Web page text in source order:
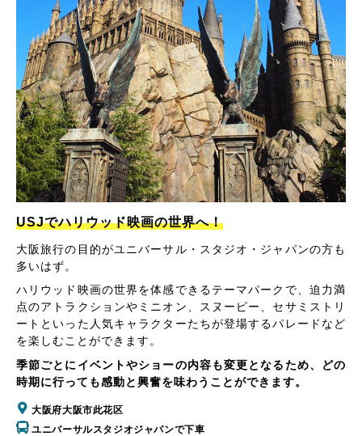
USJでハリウッド映画の世界へ！
大阪旅行の目的がユニバーサル・スタジオ・ジャパンの方も
多いはず。
ハリウッド映画の世界を体感できるテーマパークで、迫力満
点のアトラクションやミニオン、スヌーピー、セサミストリ
ートといった人気キャラクターたちが登場するパレードなど
を楽しむことができます。
季節ごとにイベントやショーの内容も変更となるため、どの
時期に行っても感動と興奮を味わうことができます。
大阪府大阪市此花区
ユニバーサルスタジオジャパンで下車